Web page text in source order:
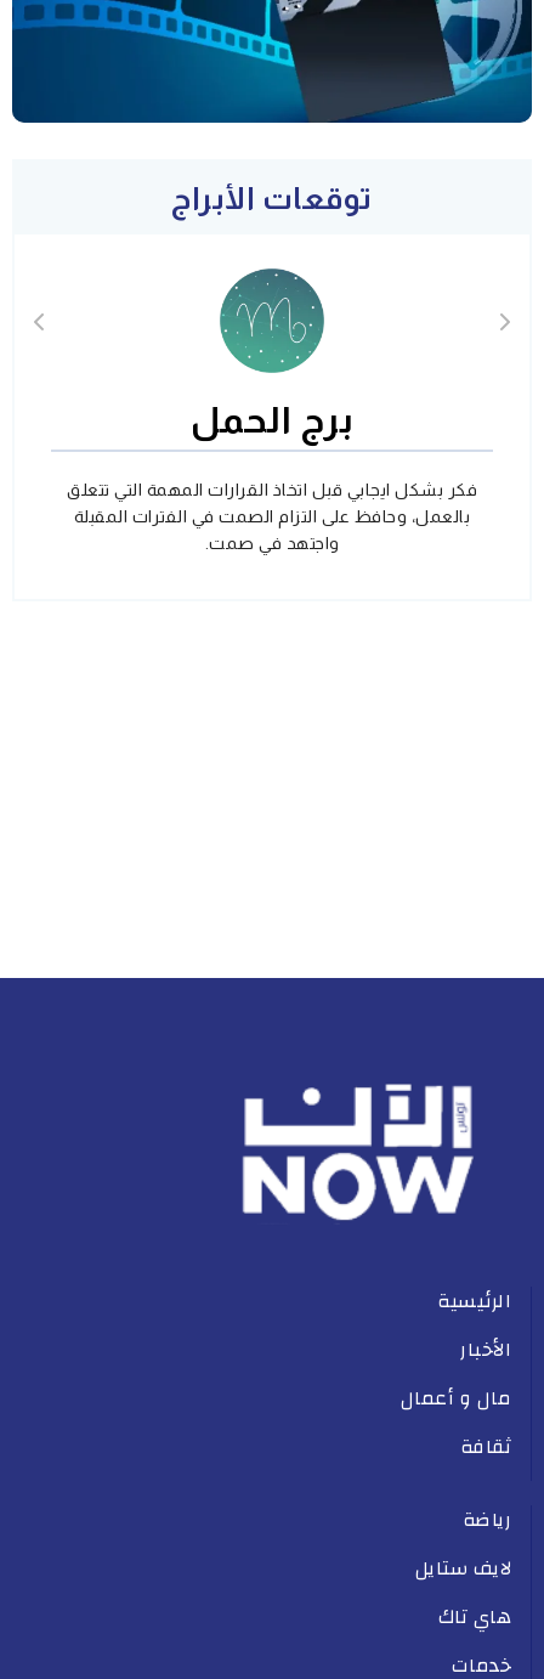
توقعات الأبراج
برج الحمل
فكر بشكل ايجابي قبل اتخاذ القرارات المهمة التي تتعلق
بالعمل، وحافظ على التزام الصمت في الفترات المقبلة
واجتهد في صمت.
الرئيسية
الأخبار
مال و أعمال
ثقافة
رياضة
لايف ستايل
هاي تاك
خدمات